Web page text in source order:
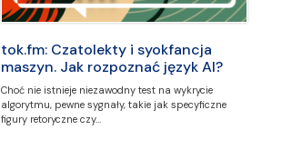
tok.fm: Czatolekty i syokfancja
maszyn. Jak rozpoznać język AI?
Choć nie istnieje niezawodny test na wykrycie
algorytmu, pewne sygnały, takie jak specyficzne
figury retoryczne czy…